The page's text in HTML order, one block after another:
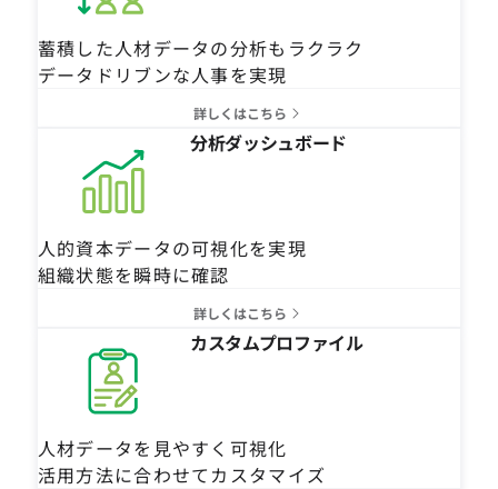
蓄積した人材データの分析もラクラク
データドリブンな人事を実現
詳しくはこちら
分析ダッシュボード
人的資本データの可視化を実現
組織状態を瞬時に確認
詳しくはこちら
カスタムプロファイル
人材データを見やすく可視化
活用方法に合わせてカスタマイズ